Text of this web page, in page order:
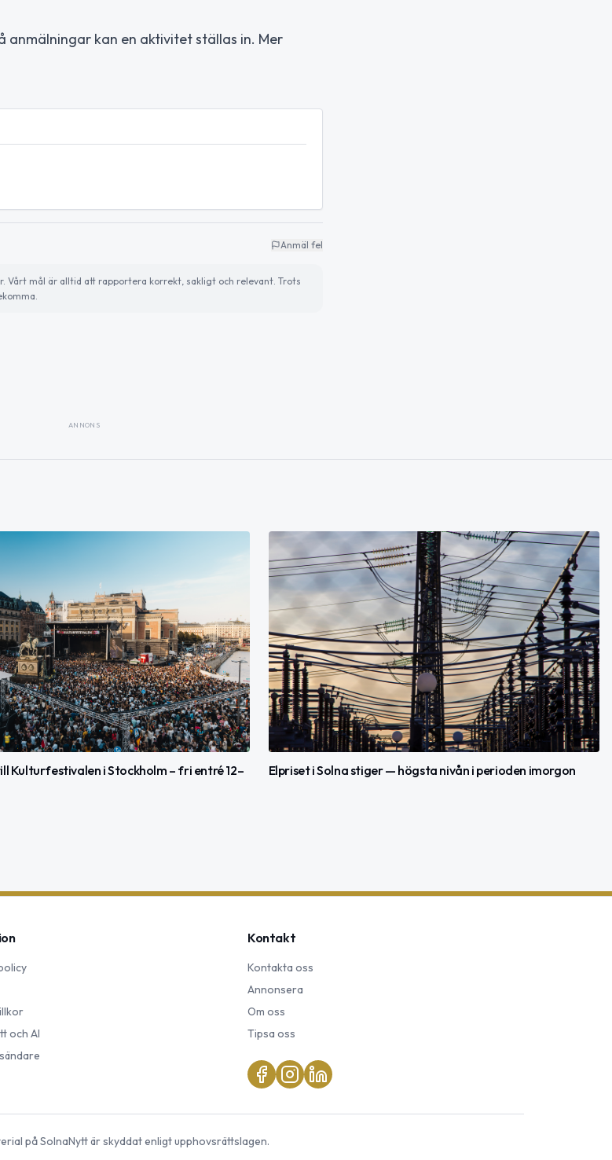
anmälningar kan en aktivitet ställas in. Mer
Anmäl fel
Vårt mål är alltid att rapportera korrekt, sakligt och relevant. Trots
ANNONS
Kulturfestivalen i Stockholm – fri entré 12–
Elpriset i Solna stiger — högsta nivån i perioden imorgon
och AI
Kontakt
Kontakta oss
Annonsera
Om oss
Tipsa oss
påSolnaNyttär skyddat enligt upphovsrättslagen.